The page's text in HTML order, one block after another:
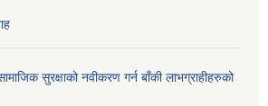
सुरक्षाको नवीकरण गर्न बाँकी लाभग्राहीहरुको